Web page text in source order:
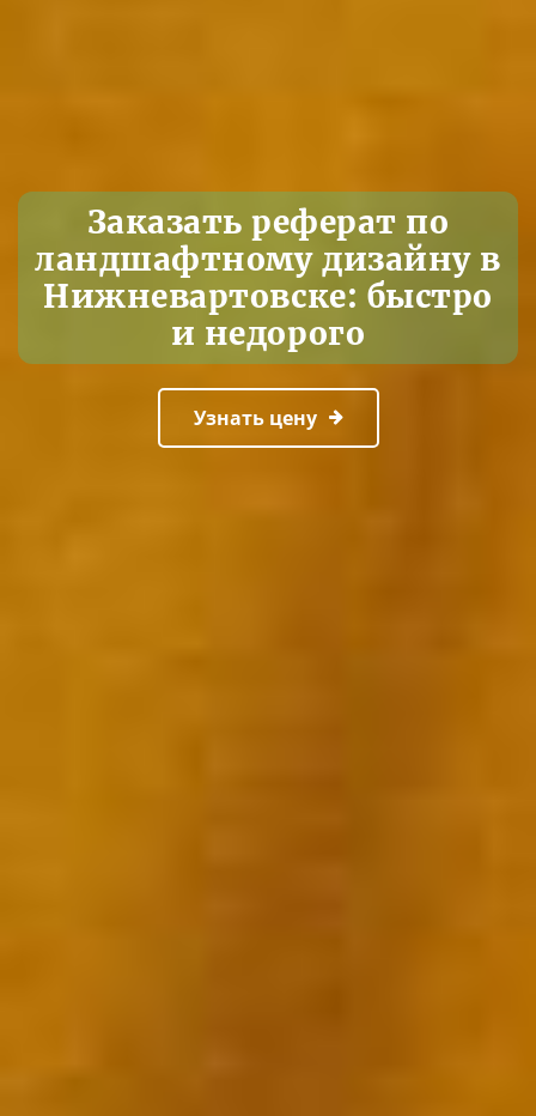
Заказать реферат по
ландшафтному дизайну в
Нижневартовске: быстро
и недорого
Узнать цену